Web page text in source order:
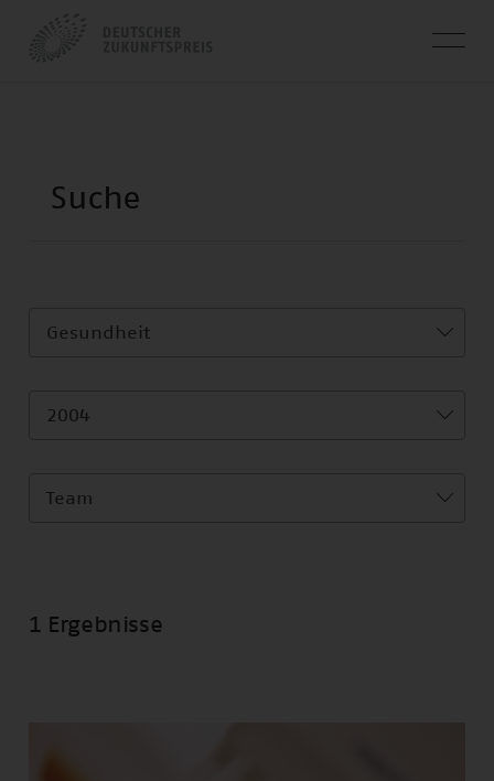
Gesundheit
2004
Team
1 Ergebnisse